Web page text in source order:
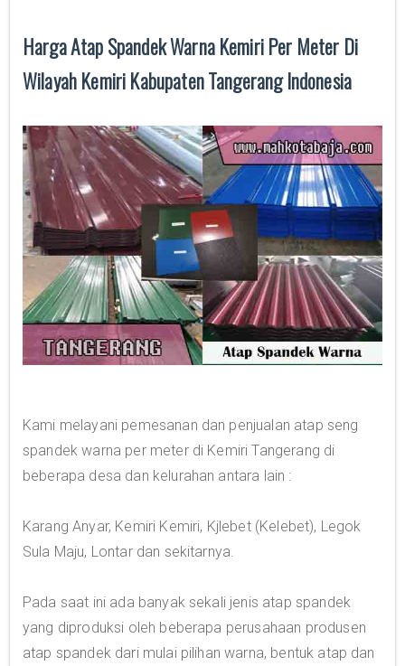
Harga Atap Spandek Warna Kemiri Per Meter Di
Wilayah Kemiri Kabupaten Tangerang Indonesia
Kami melayani pemesanan dan penjualan atap seng
spandek warna per meter di Kemiri Tangerang di
beberapa desa dan kelurahan antara lain :
Karang Anyar, Kemiri Kemiri, Kjlebet (Kelebet), Legok
Sula Maju, Lontar dan sekitarnya.
Pada saat ini ada banyak sekali jenis atap spandek
yang diproduksi oleh beberapa perusahaan produsen
atap spandek dari mulai pilihan warna, bentuk atap dan